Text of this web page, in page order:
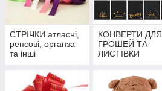
СТРІЧКИ атласні,
репсові, органза
та інші
КОНВЕРТИ ДЛЯ
ГРОШЕЙ ТА
ЛИСТІВКИ